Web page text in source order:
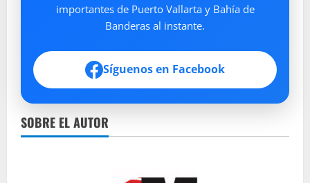
importantes de Puerto Vallarta y Bahía de
Banderas al instante.
Síguenos en Facebook
SOBRE EL AUTOR